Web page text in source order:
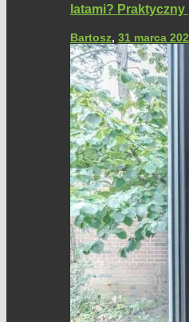
latami?
Bartosz, 31 marca